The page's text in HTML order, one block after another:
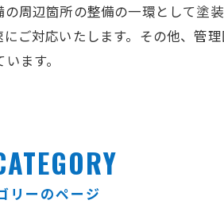
周辺箇所の整備の一環として塗
ご対応いたします。その他、管
ます。
リーのページ